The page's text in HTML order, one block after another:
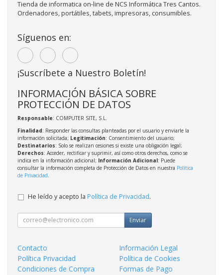
Tienda de informatica on-line de NCS Informática Tres Cantos.
Ordenadores, portátiles, tabets, impresoras, consumibles.
Síguenos en:
¡Suscríbete a Nuestro Boletín!
INFORMACIÓN BÁSICA SOBRE
PROTECCIÓN DE DATOS
Responsable: COMPUTER SITE, S.L.
Finalidad: Responder las consultas planteadas por el usuario y enviarle la
información solicitada; Legitimación: Consentimiento del usuario;
Destinatarios: Solo se realizan cesiones si existe una obligación legal;
Derechos: Acceder, rectificar y suprimir, así como otros derechos, como se
indica en la información adicional; Información Adicional: Puede
consultar la información completa de Protección de Datos en nuestra Política
de Privacidad
He leído y acepto la Política de Privacidad.
Enviar
Contacto
Información Legal
Política Privacidad
Política de Cookies
Condiciones de Compra
Formas de Pago